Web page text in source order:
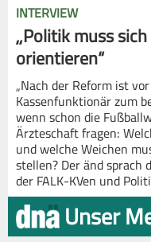
INTERVIEW
„Politik muss
orientieren“
„Nach der Reform ist
Kassenfunktionär zum
wenn schon die
Ärzteschaft fragen:
und welche Weichen
stellen? Der änd
der FALK-KVen und
Unser